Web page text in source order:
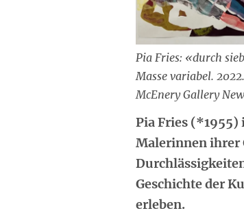
Pia Fries: «durch
Masse variabel.
McEnery Gallery
Pia Fries
Malerinnen ihrer
Geschichte der
erleben.